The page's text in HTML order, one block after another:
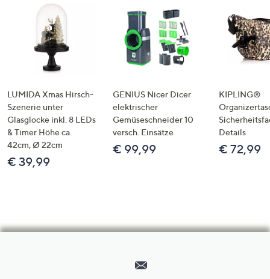
LUMIDA Xmas Hirsch-
Szenerie unter
Glasglocke inkl. 8 LEDs
& Timer Höhe ca.
42cm, Ø 22cm
€ 39,99
GENIUS Nicer Dicer
elektrischer
Gemüseschneider 10
versch. Einsätze
€ 99,99
KIPLING®
Details
€ 72,99